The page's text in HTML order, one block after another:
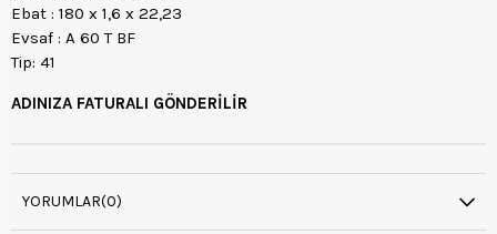
Ebat : 180 x 1,6 x 22,23
Evsaf : A 60 T BF
Tip: 41
ADINIZA FATURALI GÖNDERİLİR
YORUMLAR(0)